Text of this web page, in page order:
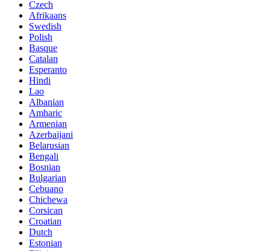
Czech
Afrikaans
Swedish
Polish
Basque
Catalan
Esperanto
Hindi
Lao
Albanian
Amharic
Armenian
Azerbaijani
Belarusian
Bengali
Bosnian
Bulgarian
Cebuano
Chichewa
Corsican
Croatian
Dutch
Estonian